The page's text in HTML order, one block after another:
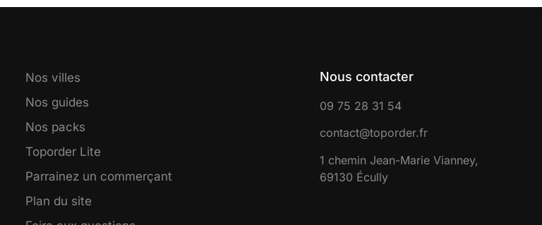
Nos villes
Nos guides
Nos packs
Toporder Lite
Parrainez un commerçant
Plan du site
Nous contacter
09 75 28 31 54
contact@toporder.fr
1 chemin Jean-Marie Vianney,
69130 Écully